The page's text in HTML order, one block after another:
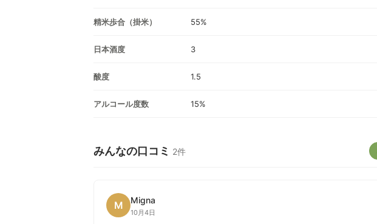
精米歩合（掛米） 55%
日本酒度 3
酸度 1.5
アルコール度数 15%
みんなの口コミ 2件
M Migna
10月4日